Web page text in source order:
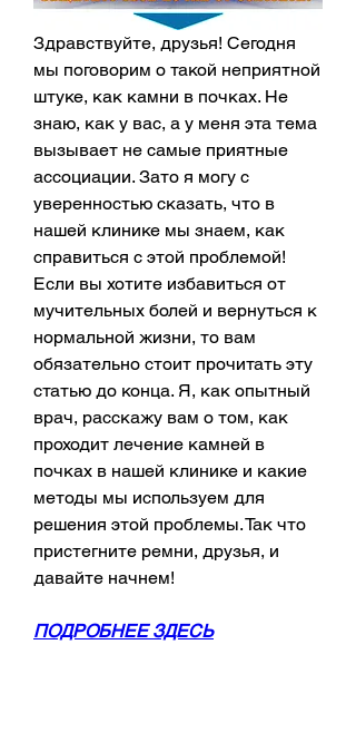
Здравствуйте, друзья! Сегодня
мы поговорим о такой неприятной
штуке, как камни в почках. Не
знаю, как у вас, а у меня эта тема
вызывает не самые приятные
ассоциации. Зато я могу с
уверенностью сказать, что в
нашей клинике мы знаем, как
справиться с этой проблемой!
Если вы хотите избавиться от
мучительных болей и вернуться к
нормальной жизни, то вам
обязательно стоит прочитать эту
статью до конца. Я, как опытный
врач, расскажу вам о том, как
проходит лечение камней в
почках в нашей клинике и какие
методы мы используем для
решения этой проблемы. Так что
пристегните ремни, друзья, и
давайте начнем!
ПОДРОБНЕЕ ЗДЕСЬ